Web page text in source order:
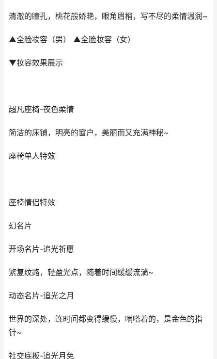
清澈的瞳孔，桃花般娇艳，眼角眉梢，写不尽的柔情温润~
▲全脸妆容（男） ▲全脸妆容（女）
▼妆容效果展示
超凡座椅-夜色柔情
简洁的床铺，明亮的窗户，美丽而又充满神秘~
座椅单人特效
座椅情侣特效
幻名片
开场名片-追光祈愿
繁复纹路，轻盈光点，随着时间缓缓流淌~
动态名片-追光之月
世界的深处，连时间都变得缓慢，嘀嗒着的，是金色的指
针~
社交底板-追光月免